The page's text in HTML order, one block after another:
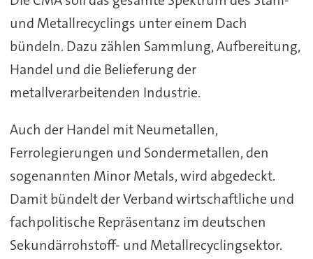
und Metallrecyclings unter einem Dach
bündeln. Dazu zählen Sammlung, Aufbereitung,
Handel und die Belieferung der
metallverarbeitenden Industrie.
Auch der Handel mit Neumetallen,
Ferrolegierungen und Sondermetallen, den
sogenannten Minor Metals, wird abgedeckt.
Damit bündelt der Verband wirtschaftliche und
fachpolitische Repräsentanz im deutschen
Sekundärrohstoff- und Metallrecyclingsektor.